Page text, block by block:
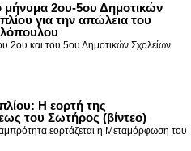
μήνυμα 2ου-5ου Δημοτικών
για την απώλεια του
2ου και του 5ου Δημοτικών Σχολείων
Η εορτή της
του Σωτήρος (βίντεο)
εορτάζεται η Μεταμόρφωση του